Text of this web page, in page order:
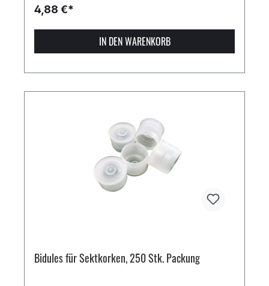
4,88 €*
IN DEN WARENKORB
Bidules für Sektkorken, 250 Stk. Packung